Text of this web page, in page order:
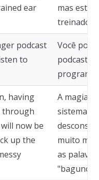
ear
mas
treinado
podcast
to
Você
podcast
programa
having
through
now be
up the
A magia é
muito
as